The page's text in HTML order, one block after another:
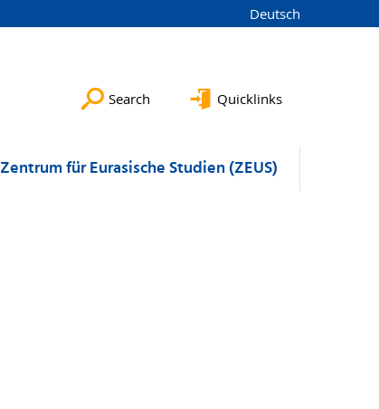
Deutsch
Search Quicklinks
Zentrum für Eurasische Studien (ZEUS)